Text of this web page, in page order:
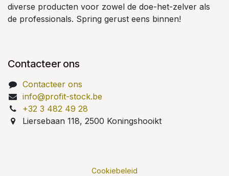
diverse producten voor zowel de doe-het-zelver als
de professionals. Spring gerust eens binnen!
Contacteer ons
Contacteer ons
info@profit-stock.be
+32 3 482 49 28
Liersebaan 118, 2500 Koningshooikt
Cookiebeleid